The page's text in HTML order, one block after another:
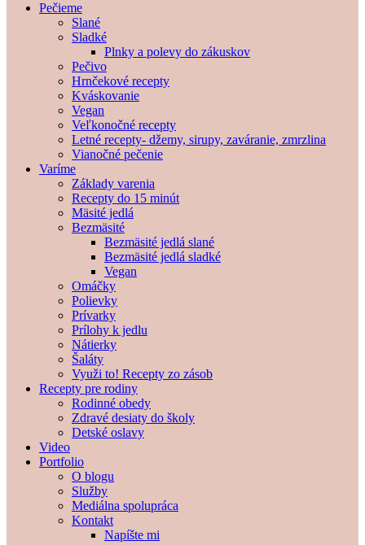
Pečieme
Slané
Sladké
Plnky a polevy do zákuskov
Pečivo
Hrnčekové recepty
Kváskovanie
Vegan
Veľkonočné recepty
Letné recepty- džemy, sirupy, zaváranie, zmrzlina
Vianočné pečenie
Varíme
Základy varenia
Recepty do 15 minút
Mäsité jedlá
Bezmäsité
Bezmäsité jedlá slané
Bezmäsité jedlá sladké
Vegan
Omáčky
Polievky
Prívarky
Prílohy k jedlu
Nátierky
Šaláty
Využi to! Recepty zo zásob
Recepty pre rodiny
Rodinné obedy
Zdravé desiaty do školy
Detské oslavy
Video
Portfolio
O blogu
Služby
Mediálna spolupráca
Kontakt
Napíšte mi